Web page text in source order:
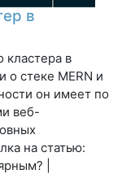
в
кластера в
о стеке MERN и
он имеет по
веб-
на статью:
|